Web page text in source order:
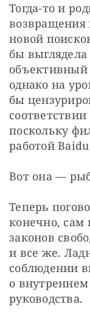
Тогда-то и
возвращения
новой
бы
объективный
однако на
бы
поскольку
работой
Вот она —
Теперь
конечно, сам
законов
и все же.
соблюдении
о
руководства.